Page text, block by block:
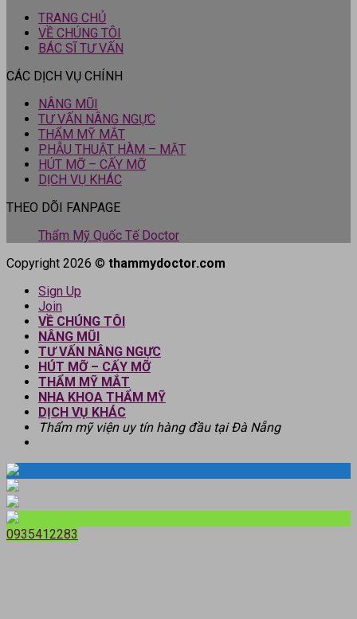
TRANG CHỦ
VỀ CHÚNG TÔI
BÁC SĨ TƯ VẤN
CÁC DỊCH VỤ CHÍNH
NÂNG MŨI
TƯ VẤN NÂNG NGỰC
THẨM MỸ MẮT
PHẪU THUẬT HÀM – MẶT
HÚT MỠ – CẤY MỠ
DỊCH VỤ KHÁC
THEO DÕI FANPAGE
Thẩm Mỹ Quốc Tế Doctor
Copyright 2026 © thammydoctor.com
Sign Up
Join
VỀ CHÚNG TÔI
NÂNG MŨI
TƯ VẤN NÂNG NGỰC
HÚT MỠ – CẤY MỠ
THẨM MỸ MẮT
NHA KHOA THẨM MỸ
DỊCH VỤ KHÁC
Thẩm mỹ viện uy tín hàng đầu tại Đà Nẵng
0935412283